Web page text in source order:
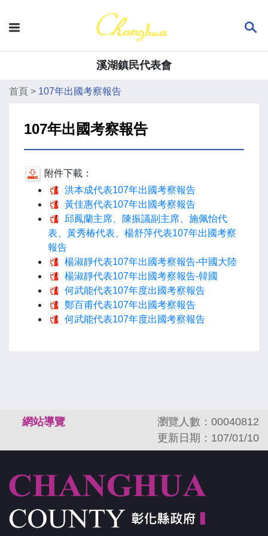
溪湖鎮民代表會
首頁 > 107年出國考察報告
107年出國考察報告
附件下載：
洪本成代表107年出國考察報告
黃佳惠代表107年出國考察報告
邱鳳蘭主席、陳振議副主席、施佩怡代
表、黃秀椿代表、楊舒萍代表107年出國考察
報告
楊淑靜代表107年出國考察報告-中國大陸
楊淑靜代表107年出國考察報告-韓國
何武能代表107年度出國考察報告
鄭百甫代表107年出國考察報告
何武能代表107年度出國考察報告
網站導覽
瀏覽人數：00040812
更新日期：107/01/10